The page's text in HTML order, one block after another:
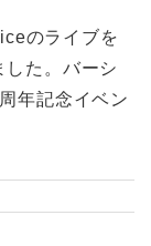
のライブを
た。バーシ
年記念イベン